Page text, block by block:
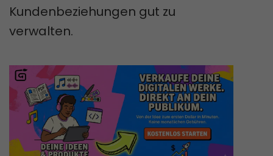
Kundenbeziehungen gut zu
verwalten.